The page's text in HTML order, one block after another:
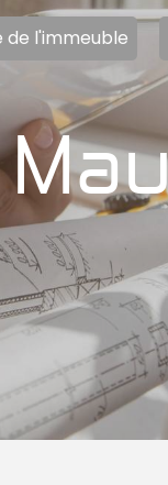
de l'immeuble